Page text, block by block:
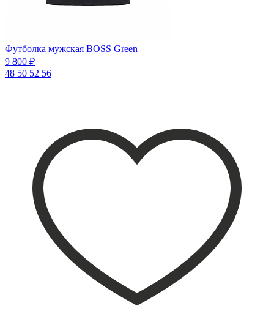
Футболка мужская BOSS Green
9 800 ₽
48 50 52 56